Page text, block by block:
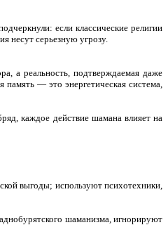
если классические религии
несут серьезную угрозу.
а реальность, подтверждаемая даже
память — это энергетическая система,
каждое действие шамана влияет на
выгоды; используют психотехники,
шаманизма, игнорируют